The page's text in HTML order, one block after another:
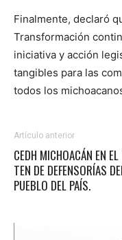
Finalmente, declaró
Transformación
iniciativa y acción
tangibles para las
todos los
Artículo anterior
CEDH MICHOACÁN EN
TEN DE DEFENSORÍAS
PUEBLO DEL PAÍS.